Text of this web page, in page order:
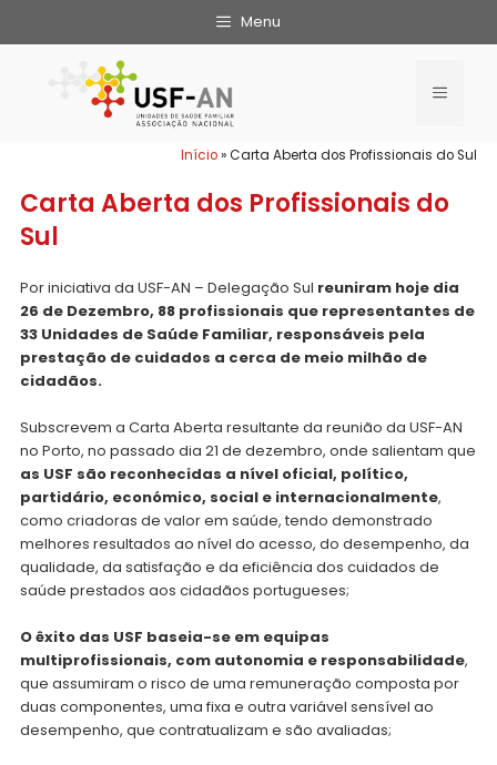
Menu
Início»Carta Aberta dos Profissionais do Sul
Carta Aberta dos Profissionais do
Sul
Por iniciativa da USF-AN – Delegação Sul reuniram hoje dia
26 de Dezembro, 88 profissionais que representantes de
33 Unidades de Saúde Familiar, responsáveis pela
prestação de cuidados a cerca de meio milhão de
cidadãos.
Subscrevem a Carta Aberta resultante da reunião da USF-AN
no Porto, no passado dia 21 de dezembro, onde salientam que
as USF são reconhecidas a nível oficial, político,
partidário, económico, social e internacionalmente,
como criadoras de valor em saúde, tendo demonstrado
melhores resultados ao nível do acesso, do desempenho, da
qualidade, da satisfação e da eficiência dos cuidados de
saúde prestados aos cidadãos portugueses;
O êxito das USF baseia-se em equipas
multiprofissionais, com autonomia e responsabilidade,
que assumiram o risco de uma remuneração composta por
duas componentes, uma fixa e outra variável sensível ao
desempenho, que contratualizam e são avaliadas;